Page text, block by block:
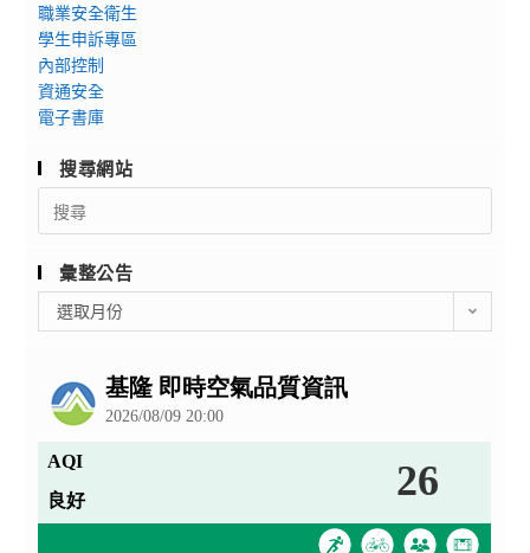
職業安全衛生
學生申訴專區
內部控制
資通安全
電子書庫
搜尋網站
Search
for:
彙整公告
整
選取月份